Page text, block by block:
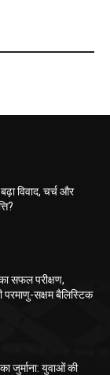
विवाद, चर्च और
सफल परीक्षण,
परमाणु-सक्षम बैलिस्टिक
जुर्माना: युवाओं की